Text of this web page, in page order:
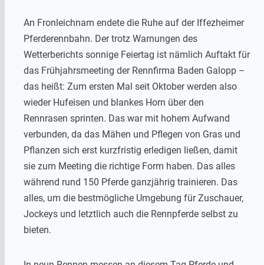
An Fronleichnam endete die Ruhe auf der Iffezheimer
Pferderennbahn. Der trotz Warnungen des
Wetterberichts sonnige Feiertag ist nämlich Auftakt für
das Frühjahrsmeeting der Rennfirma Baden Galopp –
das heißt: Zum ersten Mal seit Oktober werden also
wieder Hufeisen und blankes Horn über den
Rennrasen sprinten. Das war mit hohem Aufwand
verbunden, da das Mähen und Pflegen von Gras und
Pflanzen sich erst kurzfristig erledigen ließen, damit
sie zum Meeting die richtige Form haben. Das alles
während rund 150 Pferde ganzjährig trainieren. Das
alles, um die bestmögliche Umgebung für Zuschauer,
Jockeys und letztlich auch die Rennpferde selbst zu
bieten.